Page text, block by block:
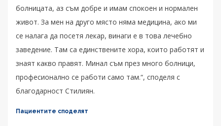
болницата, аз съм добре и имам спокоен и нормален
живот. За мен на друго място няма медицина, ако ми
се налага да посетя лекар, винаги е в това лечебно
заведение. Там са единствените хора, които работят и
знаят какво правят. Минал съм през много болници,
професионално се работи само там.“, споделя с
благодарност Стилиян.
Пациентите споделят